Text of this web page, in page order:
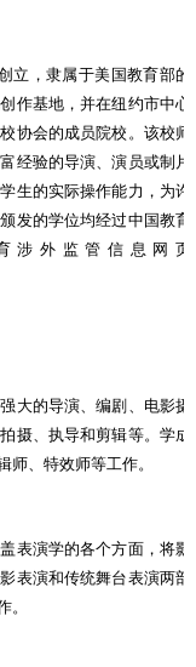
立，隶属于美国教育部的
作基地，并在纽约市中心
协会的成员院校。该校师
经验的导演、演员或制片
生的实际操作能力，为许
发的学位均经过中国教育
涉外监管信息网页
大的导演、编剧、电影摄
摄、执导和剪辑等。学成
师、特效师等工作。
表演学的各个方面，将影
表演和传统舞台表演两部
。